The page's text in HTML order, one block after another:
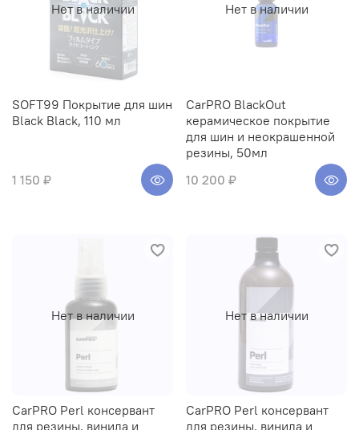
Нет в наличии
SOFT99 Покрытие для шин
Black Black, 110 мл
1 150 ₽
Нет в наличии
CarPRO BlackOut
керамическое покрытие
для шин и неокрашенной
резины, 50мл
10 200 ₽
Нет в наличии
CarPRO Perl консервант
для резины, винила и
Нет в наличии
CarPRO Perl консервант
для резины, винила и